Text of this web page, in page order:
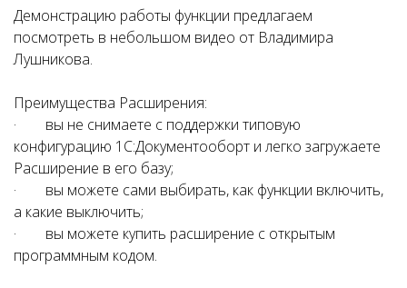
Демонстрацию работы функции предлагаем
посмотреть в небольшом видео от Владимира
Лушникова.
Преимущества Расширения:
· вы не снимаете с поддержки типовую
конфигурацию 1С:Документооборт и легко загружаете
Расширение в его базу;
· вы можете сами выбирать, как функции включить,
а какие выключить;
· вы можете купить расширение с открытым
программным кодом.